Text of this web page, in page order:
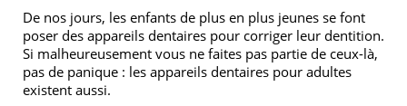
De nos jours, les enfants de plus en plus jeunes se font
poser des appareils dentaires pour corriger leur dentition.
Si malheureusement vous ne faites pas partie de ceux-là,
pas de panique : les appareils dentaires pour adultes
existent aussi.